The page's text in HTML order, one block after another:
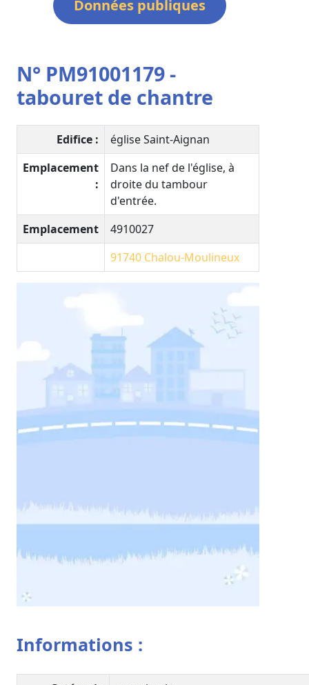
Données publiques
N° PM91001179 -
tabouret de chantre
Edifice :
église Saint-Aignan
Emplacement
:
Dans la nef de l'église, à
droite du tambour
d'entrée.
Emplacement
4910027
91740 Chalou-Moulineux
Informations :